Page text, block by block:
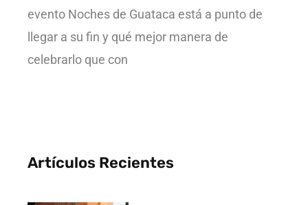
evento Noches de Guataca está a punto de
llegar a su fin y qué mejor manera de
celebrarlo que con
Artículos Recientes